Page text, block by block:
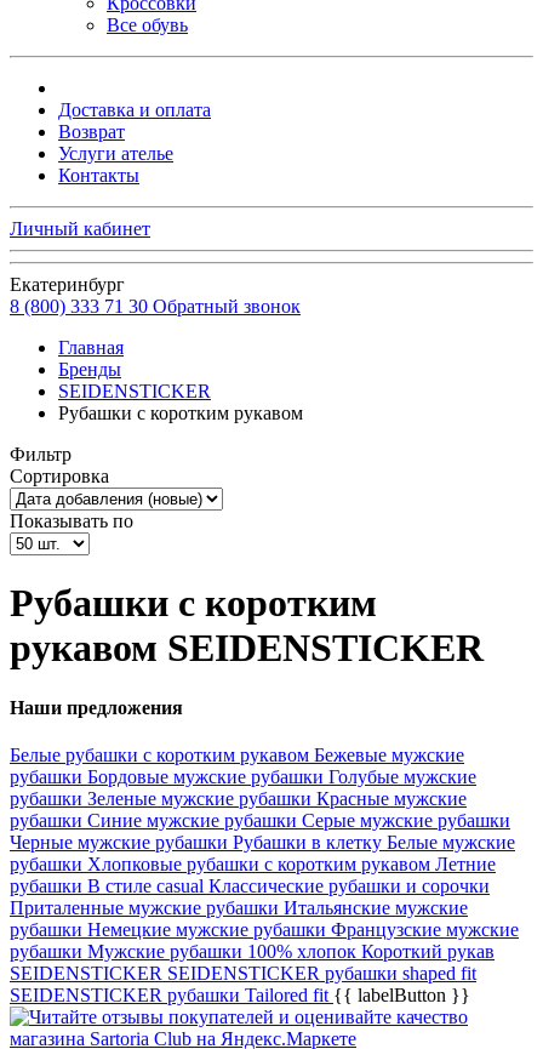
Все обувь
Доставка и оплата
Возврат
Услуги ателье
Контакты
Личный кабинет
Екатеринбург
8 (800) 333 71 30 Обратный звонок
Главная
Бренды
SEIDENSTICKER
Рубашки с коротким рукавом
Фильтр
Сортировка
Показывать по
Рубашки с коротким
рукавом SEIDENSTICKER
Наши предложения
Белые рубашки с коротким рукавом Бежевые мужские
рубашки Бордовые мужские рубашки Голубые мужские
рубашки Зеленые мужские рубашки Красные мужские
рубашки Синие мужские рубашки Серые мужские рубашки
Черные мужские рубашки Рубашки в клетку Белые мужские
рубашки Хлопковые рубашки с коротким рукавом Летние
рубашки В стиле casual Классические рубашки и сорочки
Приталенные мужские рубашки Итальянские мужские
рубашки Немецкие мужские рубашки Французские мужские
рубашки Мужские рубашки 100% хлопок Короткий рукав
SEIDENSTICKER SEIDENSTICKER рубашки shaped fit
SEIDENSTICKER рубашки Tailored fit {{ labelButton }}